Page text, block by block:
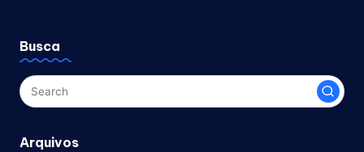
Busca
Arquivos